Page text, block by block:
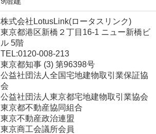
株式会社LotusLink(ロータスリンク)
東京都港区新橋２丁目16-1 ニュー新橋ビ
ル 5階
TEL:0120-008-213
東京都知事 (3) 第96398号
公益社団法人全国宅地建物取引業保証協
会
公益社団法人東京都宅地建物取引業協会
東京都不動産協同組合
東京不動産政治連盟
東京商工会議所会員